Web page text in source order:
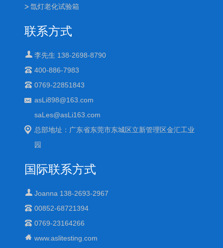
氙灯老化试验箱
联系方式
李先生 138-2698-8790
400-886-7983
0769-22851843
asLi898@163.com
saLes@asLi163.com
总部地址：广东省东莞市东城区立新管理区金汇工业
园
国际联系方式
Joanna 138-2693-2967
00852-68721394
0769-23164266
www.aslitesting.com